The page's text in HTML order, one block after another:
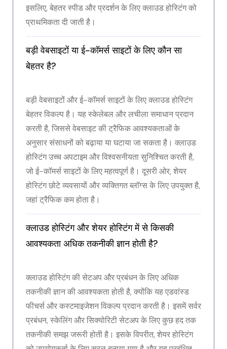
इसलिए, बेहतर स्पीड और प्रदर्शन के लिए क्लाउड होस्टिंग को
प्राथमिकता दी जाती है।
बड़ी वेबसाइटों या ई-कॉमर्स साइटों के लिए कौन सा
बेहतर है?
बड़ी वेबसाइटों और ई-कॉमर्स साइटों के लिए क्लाउड होस्टिंग
बेहतर विकल्प है। यह स्केलेबल और लचीला समाधान प्रदान
करती है, जिससे वेबसाइट की ट्रैफिक आवश्यकताओं के
अनुसार संसाधनों को बढ़ाया या घटाया जा सकता है। क्लाउड
होस्टिंग उच्च अपटाइम और विश्वसनीयता सुनिश्चित करती है,
जो ई-कॉमर्स साइटों के लिए महत्वपूर्ण है। दूसरी ओर, शेयर
होस्टिंग छोटे व्यवसायों और व्यक्तिगत ब्लॉग्स के लिए उपयुक्त है,
जहां ट्रैफिक कम होता है।
क्लाउड होस्टिंग और शेयर होस्टिंग में से किसकी
आवश्यकता अधिक तकनीकी ज्ञान होती है?
क्लाउड होस्टिंग की सेटअप और प्रबंधन के लिए अधिक
तकनीकी ज्ञान की आवश्यकता होती है, क्योंकि यह एडवांस्ड
फीचर्स और कस्टमाइजेशन विकल्प प्रदान करती है। इसमें सर्वर
प्रबंधन, स्केलिंग और सिक्योरिटी सेटअप के लिए कुछ हद तक
तकनीकी समझ जरूरी होती है। इसके विपरीत, शेयर होस्टिंग